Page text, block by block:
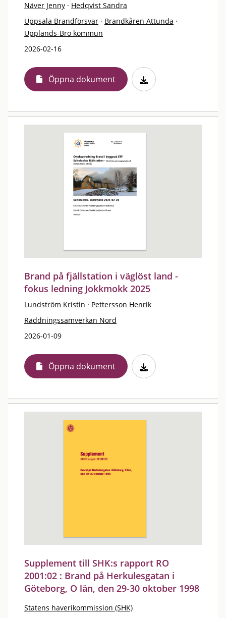
Näver Jenny · Hedqvist Sandra
Uppsala Brandförsvar · Brandkåren Attunda ·
Upplands-Bro kommun
2026-02-16
Öppna dokument
Brand på fjällstation i väglöst land -
fokus ledning Jokkmokk 2025
Lundström Kristin · Pettersson Henrik
Räddningssamverkan Nord
2026-01-09
Öppna dokument
Supplement till SHK:s rapport RO
2001:02 : Brand på Herkulesgatan i
Göteborg, O län, den 29-30 oktober 1998
Statens haverikommission (SHK)